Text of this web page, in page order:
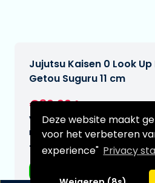
Deze website maakt
voor het verbeteren
experience" Privacy
Jujutsu Kaisen 0 Look
Getou Suguru 11 cm
€39,99
Verwachtte leverdatum:
n.v.t.
Type: